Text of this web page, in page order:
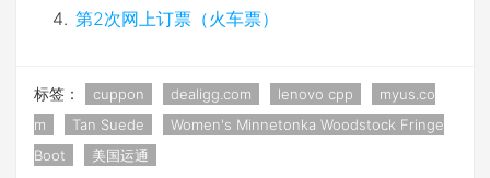
第2次网上订票（火车票）
标签： cuppon dealigg.com lenovo cpp
myus.co
m
Tan Suede
Women's Minnetonka Woodstock Fringe
Boot
美国运通